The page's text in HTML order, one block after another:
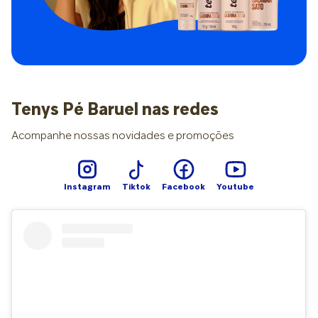
reações. Como a criança está aprendendo a organizar
internamente suas emoções e interações sociais, é natural
que mudanças de comportamento apareçam enquanto ela
comportamentos persistentes sem construção de novos
vínculos podem indicar que a criança está enfrentando mais
dificuldade para se adaptar do que o esperado. A
especialista explica que o alerta surge quando há prejuízo
claro no funcionamento da criança. Assim, alguns sinais
merecem a atenção dos pais e cuidadores: Ficar
excessivamente quieta ou retraída. Deixar de socializar com
Tenys Pé Baruel nas redes
Acompanhe nossas novidades e promoções
Instagram Tiktok Facebook Youtube